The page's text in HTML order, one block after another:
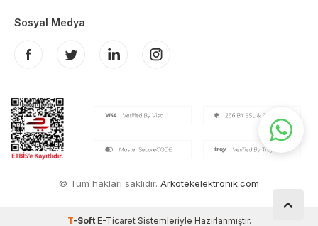
Sosyal Medya
© Tüm hakları saklıdır. Arkotekelektronik.com
T-Soft E-TicaretSistemleriyle Hazırlanmıştır.